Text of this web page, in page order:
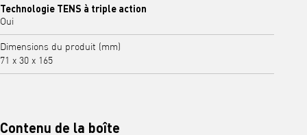
Technologie TENS à triple action
Oui
Dimensions du produit (mm)
71 x 30 x 165
Contenu de la boîte